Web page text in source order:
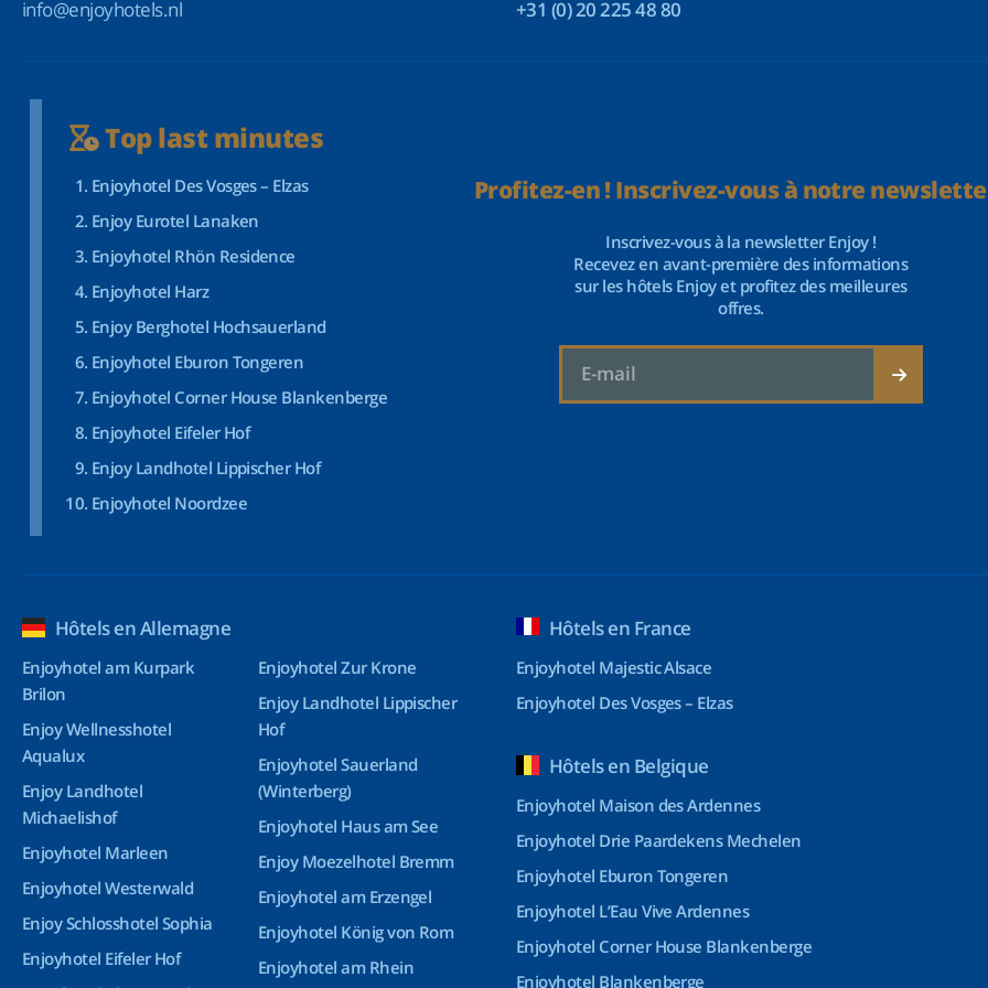
info@enjoyhotels.nl +31 (0) 20 225 48 80
Top last minutes
Enjoyhotel Des Vosges – Elzas
Enjoy Eurotel Lanaken
Enjoyhotel Rhön Residence
Enjoyhotel Harz
Enjoy Berghotel Hochsauerland
Enjoyhotel Eburon Tongeren
Enjoyhotel Corner House Blankenberge
Enjoyhotel Eifeler Hof
Enjoy Landhotel Lippischer Hof
Enjoyhotel Noordzee
Profitez-en ! Inscrivez-vous à notre
Inscrivez-vous à la newsletter Enjoy !
Recevez en avant-première des informations
sur les hôtels Enjoy et profitez des meilleures
offres.
Hôtels en Allemagne
Enjoyhotel am Kurpark
Brilon
Enjoy Wellnesshotel
Aqualux
Enjoy Landhotel
Michaelishof
Enjoyhotel Marleen
Enjoyhotel Westerwald
Enjoy Schlosshotel Sophia
Enjoyhotel Eifeler Hof
Enjoyhotel Zur Krone
Enjoy Landhotel Lippischer
Hof
Enjoyhotel Sauerland
(Winterberg)
Enjoyhotel Haus am See
Enjoy Moezelhotel Bremm
Enjoyhotel am Erzengel
Enjoyhotel König von Rom
Enjoyhotel am Rhein
Hôtels en France
Enjoyhotel Majestic Alsace
Enjoyhotel Des Vosges – Elzas
Hôtels en Belgique
Enjoyhotel Maison des Ardennes
Enjoyhotel Drie Paardekens Mechelen
Enjoyhotel Eburon Tongeren
Enjoyhotel L’Eau Vive Ardennes
Enjoyhotel Corner House Blankenberge
Enjoyhotel Blankenberge